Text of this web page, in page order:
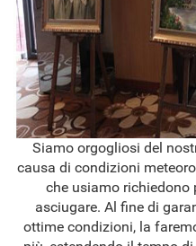
Siamo orgogliosi del
causa di condizioni
che usiamo richiedono
asciugare. Al fine di
ottime condizioni, la